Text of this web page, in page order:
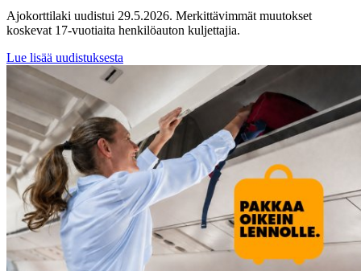
Ajokorttilaki uudistui 29.5.2026. Merkittävimmät muutokset
koskevat 17-vuotiaita henkilöauton kuljettajia.
Lue lisää uudistuksesta